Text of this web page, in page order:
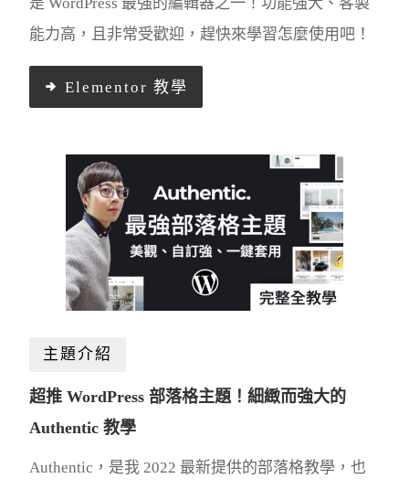
能力高，且非常受歡迎，趕快來學習怎麼使用吧！
Elementor 教學
主題介紹
超推 WordPress 部落格主題！細緻而強大的
Authentic 教學
Authentic，是我 2022 最新提供的部落格教學，也